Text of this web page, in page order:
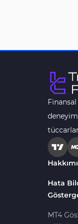
Para Birimi
Göstergeleri
Intraday
Binary
Akıllı
Hata
MT4